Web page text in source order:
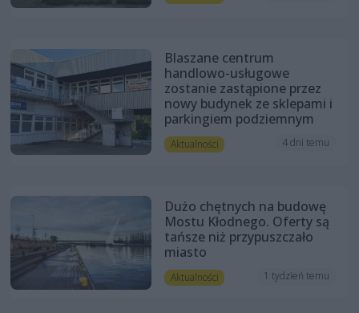
Blaszane centrum
handlowo-usługowe
zostanie zastąpione przez
nowy budynek ze sklepami i
parkingiem podziemnym
Aktualności 4 dni temu
Dużo chętnych na budowę
Mostu Kłodnego. Oferty są
tańsze niż przypuszczało
miasto
Aktualności 1 tydzień temu